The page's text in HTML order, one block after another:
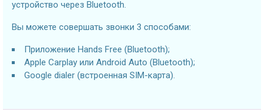
устройство через Bluetooth.
Вы можете совершать звонки 3 способами:
Приложение Hands Free (Bluetooth);
Apple Carplay или Android Auto (Bluetooth);
Google dialer (встроенная SIM-карта).